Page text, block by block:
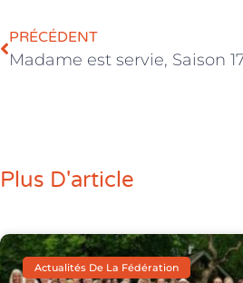
PRÉCÉDENT
Madame est servie, Saison
Plus D'article
Actualités De La Fédération